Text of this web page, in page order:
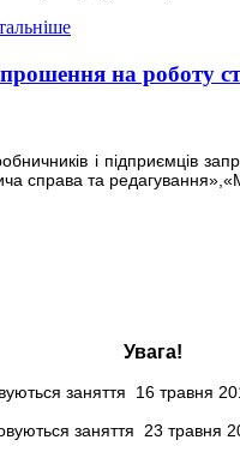
на роботу
і підприємців
справа та
Увага!
заняття 16 травня
заняття 23 травня